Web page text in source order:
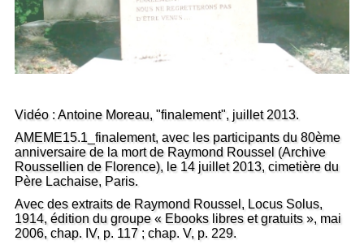
Vidéo : Antoine Moreau, "finalement", juillet 2013.
AMEME15.1_finalement, avec les participants du 80ème
anniversaire de la mort de Raymond Roussel (Archive
Roussellien de Florence), le 14 juillet 2013, cimetière du
Père Lachaise, Paris.
Avec des extraits de Raymond Roussel, Locus Solus,
1914, édition du groupe « Ebooks libres et gratuits », mai
2006, chap. IV, p. 117 ; chap. V, p. 229.